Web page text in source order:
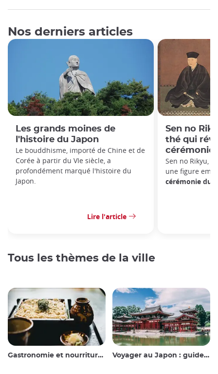
Nos derniers articles
Les grands moines de
l'histoire du Japon
Le bouddhisme, importé de Chine et de
Corée à partir du VIe siècle, a
profondément marqué l'histoire du
Japon.
Lire l'article
Sen no
thé qui
cérémonie
Sen no Rikyu,
une figure
cérémonie du
Tous les thèmes de la ville
Gastronomie et nourriture japonaise Voyager au Japon : guide et conseils